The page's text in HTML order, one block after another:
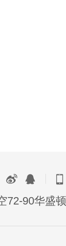
72-90华盛